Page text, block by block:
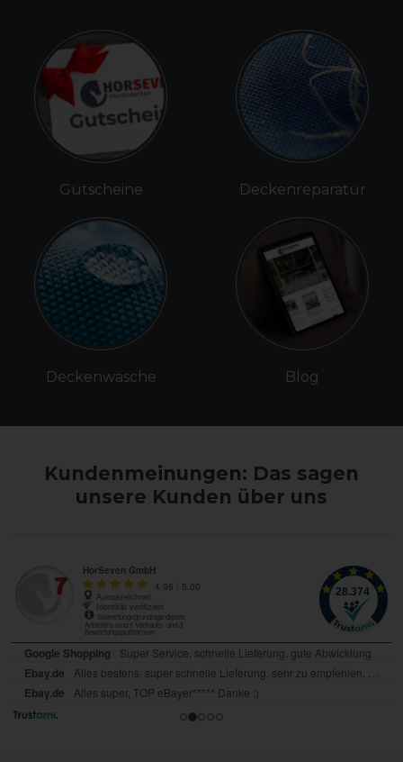
Gutscheine
Deckenwäsche
Deckenreparatur
Blog
Kundenmeinungen: Das sagen
unsere Kunden über uns